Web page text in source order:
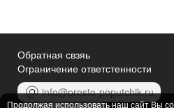
Обратная свзяь
Ограничение ответстенности
info@prosto-poputchik.ru
Продолжая использовать наш сайт Вы